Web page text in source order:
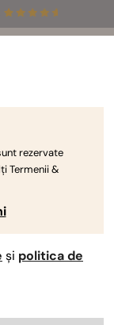
Auto
rezervate
Termenii &
și politica de